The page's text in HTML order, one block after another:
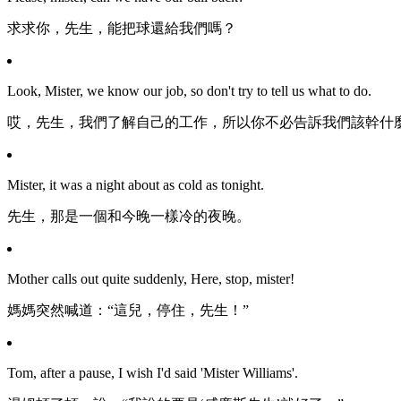
求求你，先生，能把球還給我們嗎？
Look, Mister, we know our job, so don't try to tell us what to do.
哎，先生，我們了解自己的工作，所以你不必告訴我們該幹什
Mister, it was a night about as cold as tonight.
先生，那是一個和今晚一樣冷的夜晚。
Mother calls out quite suddenly, Here, stop, mister!
媽媽突然喊道：“這兒，停住，先生！”
Tom, after a pause, I wish I'd said 'Mister Williams'.